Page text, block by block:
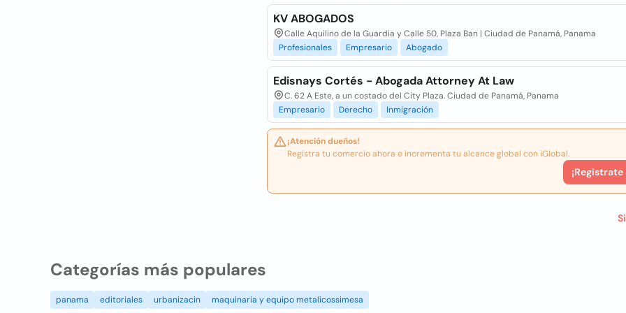
KV ABOGADOS
Calle Aquilino de la Guardia y Calle 50, Plaza Ban | Ciudad de Panamá, Panama
Profesionales
Empresario Abogado
Edisnays Cortés - Abogada Attorney At Law
C. 62 A Este, a un costado del City Plaza. Ciudad de Panamá, Panama
Empresario
Derecho Inmigración
¡Atención dueños!
Registra tu comercio ahora e incrementa tu alcance global con iGlobal.
¡Registrate
Categorías más populares
panama editoriales urbanizacin maquinaria y equipo metalicossimesa